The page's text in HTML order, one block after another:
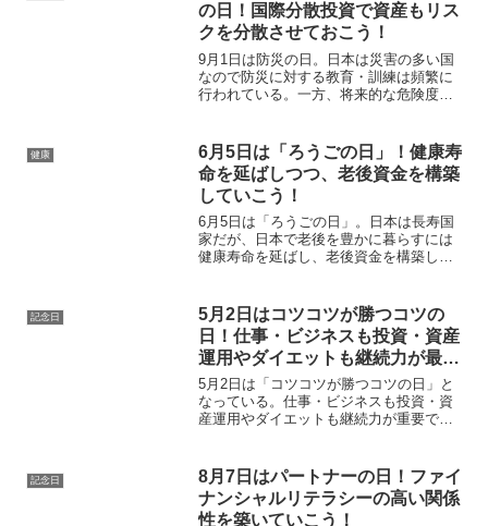
の日！国際分散投資で資産もリス
クを分散させておこう！
9月1日は防災の日。日本は災害の多い国
なので防災に対する教育・訓練は頻繁に
行われている。一方、将来的な危険度・
い。だが、もしもの時の為に対策してお
く必要があるはずだ。
健康
6月5日は「ろうごの日」！健康寿
命を延ばしつつ、老後資金を構築
していこう！
6月5日は「ろうごの日」。日本は長寿国
家だが、日本で老後を豊かに暮らすには
健康寿命を延ばし、老後資金を構築して
代からの準備が重要となってくる。
記念日
5月2日はコツコツが勝つコツの
日！仕事・ビジネスも投資・資産
運用やダイエットも継続力が最重
要！
5月2日は「コツコツが勝つコツの日」と
なっている。仕事・ビジネスも投資・資
産運用やダイエットも継続力が重要であ
も資産価値が増えていく。ただし、日本
の保険商品では不可能と言える。
記念日
8月7日はパートナーの日！ファイ
ナンシャルリテラシーの高い関係
性を築いていこう！